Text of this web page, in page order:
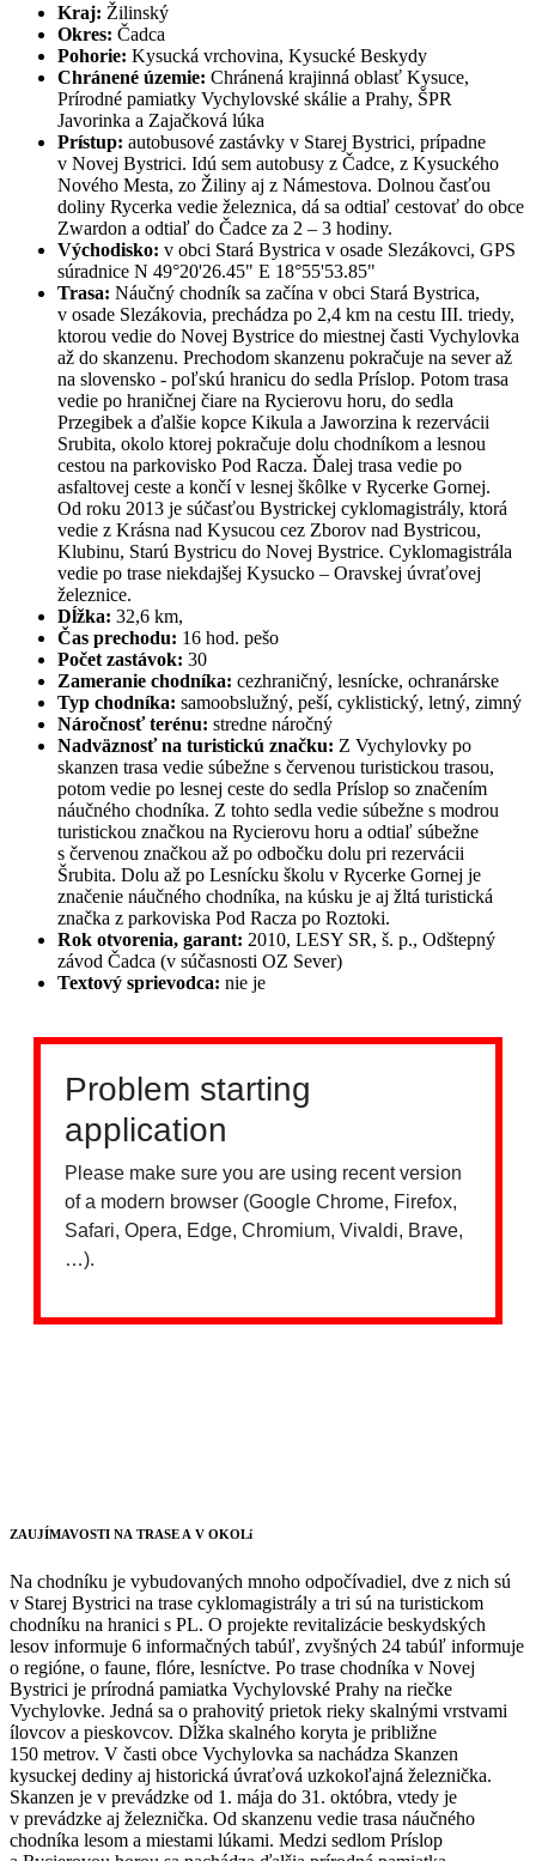
Kraj: Žilinský
Okres: Čadca
Pohorie: Kysucká vrchovina, Kysucké Beskydy
Chránené územie: Chránená krajinná oblasť Kysuce,
Prírodné pamiatky Vychylovské skálie a Prahy, ŠPR
Javorinka a Zajačková lúka
Prístup: autobusové zastávky v Starej Bystrici, prípadne
v Novej Bystrici. Idú sem autobusy z Čadce, z Kysuckého
Nového Mesta, zo Žiliny aj z Námestova. Dolnou časťou
doliny Rycerka vedie železnica, dá sa odtiaľ cestovať do obce
Zwardon a odtiaľ do Čadce za 2 – 3 hodiny.
Východisko: v obci Stará Bystrica v osade Slezákovci, GPS
súradnice N 49°20'26.45" E 18°55'53.85"
Trasa: Náučný chodník sa začína v obci Stará Bystrica,
v osade Slezákovia, prechádza po 2,4 km na cestu III. triedy,
ktorou vedie do Novej Bystrice do miestnej časti Vychylovka
až do skanzenu. Prechodom skanzenu pokračuje na sever až
na slovensko - poľskú hranicu do sedla Príslop. Potom trasa
vedie po hraničnej čiare na Rycierovu horu, do sedla
Przegibek a ďalšie kopce Kikula a Jaworzina k rezervácii
Srubita, okolo ktorej pokračuje dolu chodníkom a lesnou
cestou na parkovisko Pod Racza. Ďalej trasa vedie po
asfaltovej ceste a končí v lesnej škôlke v Rycerke Gornej.
Od roku 2013 je súčasťou Bystrickej cyklomagistrály, ktorá
vedie z Krásna nad Kysucou cez Zborov nad Bystricou,
Klubinu, Starú Bystricu do Novej Bystrice. Cyklomagistrála
vedie po trase niekdajšej Kysucko – Oravskej úvraťovej
železnice.
Dĺžka: 32,6 km,
Čas prechodu: 16 hod. pešo
Počet zastávok: 30
Zameranie chodníka: cezhraničný, lesnícke, ochranárske
Typ chodníka: samoobslužný, peší, cyklistický, letný, zimný
Náročnosť terénu: stredne náročný
Nadväznosť na turistickú značku: Z Vychylovky po
skanzen trasa vedie súbežne s červenou turistickou trasou,
potom vedie po lesnej ceste do sedla Príslop so značením
náučného chodníka. Z tohto sedla vedie súbežne s modrou
turistickou značkou na Rycierovu horu a odtiaľ súbežne
s červenou značkou až po odbočku dolu pri rezervácii
Šrubita. Dolu až po Lesnícku školu v Rycerke Gornej je
značenie náučného chodníka, na kúsku je aj žltá turistická
značka z parkoviska Pod Racza po Roztoki.
Rok otvorenia, garant: 2010, LESY SR, š. p., Odštepný
závod Čadca (v súčasnosti OZ Sever)
Textový sprievodca: nie je
ZAUJÍMAVOSTI NA TRASE A V OKOLí
Na chodníku je vybudovaných mnoho odpočívadiel, dve z nich sú
v Starej Bystrici na trase cyklomagistrály a tri sú na turistickom
chodníku na hranici s PL. O projekte revitalizácie beskydských
lesov informuje 6 informačných tabúľ, zvyšných 24 tabúľ informuje
o regióne, o faune, flóre, lesníctve. Po trase chodníka v Novej
Bystrici je prírodná pamiatka Vychylovské Prahy na riečke
Vychylovke. Jedná sa o prahovitý prietok rieky skalnými vrstvami
ílovcov a pieskovcov. Dĺžka skalného koryta je približne
150 metrov. V časti obce Vychylovka sa nachádza Skanzen
kysuckej dediny aj historická úvraťová uzkokoľajná železnička.
Skanzen je v prevádzke od 1. mája do 31. októbra, vtedy je
v prevádzke aj železnička. Od skanzenu vedie trasa náučného
chodníka lesom a miestami lúkami. Medzi sedlom Príslop